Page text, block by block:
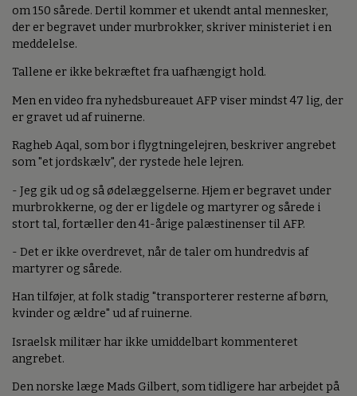
om 150 sårede. Dertil kommer et ukendt antal mennesker,
der er begravet under murbrokker, skriver ministeriet i en
meddelelse.
Tallene er ikke bekræftet fra uafhængigt hold.
Men en video fra nyhedsbureauet AFP viser mindst 47 lig, der
er gravet ud af ruinerne.
Ragheb Aqal, som bor i flygtningelejren, beskriver angrebet
som "et jordskælv", der rystede hele lejren.
- Jeg gik ud og så ødelæggelserne. Hjem er begravet under
murbrokkerne, og der er ligdele og martyrer og sårede i
stort tal, fortæller den 41-årige palæstinenser til AFP.
- Det er ikke overdrevet, når de taler om hundredvis af
martyrer og sårede.
Han tilføjer, at folk stadig "transporterer resterne af børn,
kvinder og ældre" ud af ruinerne.
Israelsk militær har ikke umiddelbart kommenteret
angrebet.
Den norske læge Mads Gilbert, som tidligere har arbejdet på